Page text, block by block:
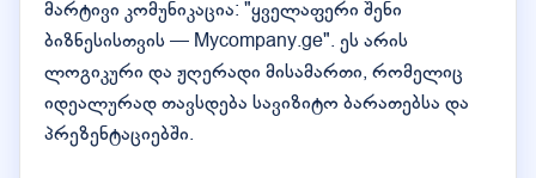
მარტივი კომუნიკაცია: "ყველაფერი შენი
ბიზნესისთვის — Mycompany.ge". ეს არის
ლოგიკური და ჟღერადი მისამართი, რომელიც
იდეალურად თავსდება სავიზიტო ბარათებსა და
პრეზენტაციებში.